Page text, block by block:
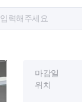
마감일
위치